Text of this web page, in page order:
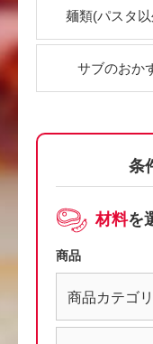
麺類(パスタ
サブのおか
条
材料を
商品